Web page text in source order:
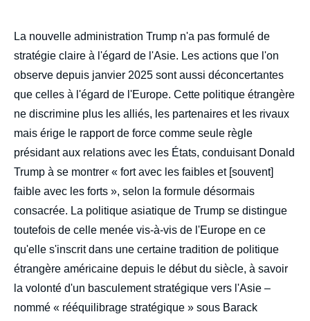
body
La nouvelle administration Trump n'a pas formulé de
stratégie claire à l'égard de l'Asie. Les actions que l'on
observe depuis janvier 2025 sont aussi déconcertantes
que celles à l'égard de l'Europe. Cette politique étrangère
ne discrimine plus les alliés, les partenaires et les rivaux
mais érige le rapport de force comme seule règle
présidant aux relations avec les États, conduisant Donald
Trump à se montrer « fort avec les faibles et [souvent]
faible avec les forts », selon la formule désormais
consacrée. La politique asiatique de Trump se distingue
toutefois de celle menée vis-à-vis de l'Europe en ce
qu'elle s'inscrit dans une certaine tradition de politique
étrangère américaine depuis le début du siècle, à savoir
la volonté d'un basculement stratégique vers l'Asie –
nommé « rééquilibrage stratégique » sous Barack